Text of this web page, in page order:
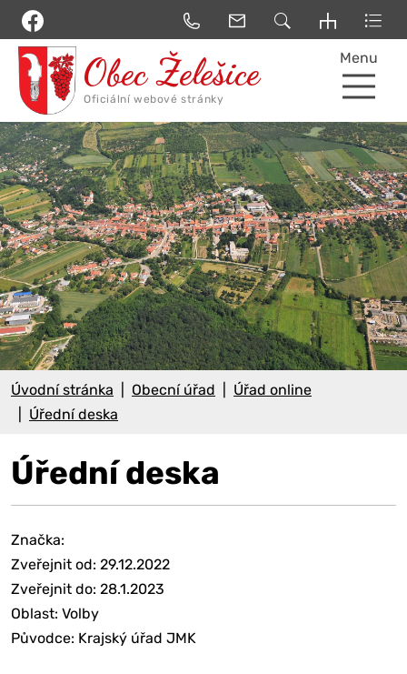
Menu
Úvodní stránka Obecní úřad
Úřad online
Úřední deska
Úřední deska
Značka:
Zveřejnit od: 29.12.2022
Zveřejnit do: 28.1.2023
Oblast: Volby
Původce: Krajský úřad JMK